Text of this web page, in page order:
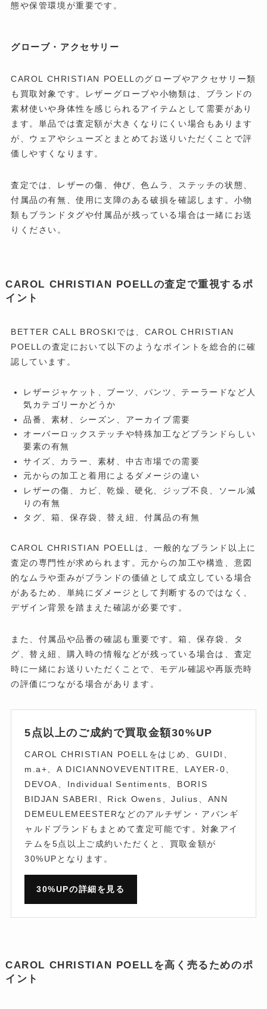
態や保管環境が重要です。
グローブ・アクセサリー
CAROL CHRISTIAN POELLのグローブやアクセサリー類
も買取対象です。レザーグローブや小物類は、ブランドの
素材使いや身体性を感じられるアイテムとして需要があり
ます。単品では査定額が大きくなりにくい場合もあります
が、ウェアやシューズとまとめてお送りいただくことで評
価しやすくなります。
査定では、レザーの傷、伸び、色ムラ、ステッチの状態、
付属品の有無、使用に支障のある破損を確認します。小物
類もブランドタグや付属品が残っている場合は一緒にお送
りください。
CAROL CHRISTIAN POELLの査定で重視するポ
イント
BETTER CALL BROSKIでは、CAROL CHRISTIAN
POELLの査定において以下のようなポイントを総合的に確
認しています。
レザージャケット、ブーツ、パンツ、テーラードなど人
気カテゴリーかどうか
品番、素材、シーズン、アーカイブ需要
オーバーロックステッチや特殊加工などブランドらしい
要素の有無
サイズ、カラー、素材、中古市場での需要
元からの加工と着用によるダメージの違い
レザーの傷、カビ、乾燥、硬化、ジップ不良、ソール減
りの有無
タグ、箱、保存袋、替え紐、付属品の有無
CAROL CHRISTIAN POELLは、一般的なブランド以上に
査定の専門性が求められます。元からの加工や構造、意図
的なムラや歪みがブランドの価値として成立している場合
があるため、単純にダメージとして判断するのではなく、
デザイン背景を踏まえた確認が必要です。
また、付属品や品番の確認も重要です。箱、保存袋、タ
グ、替え紐、購入時の情報などが残っている場合は、査定
時に一緒にお送りいただくことで、モデル確認や再販売時
の評価につながる場合があります。
5点以上のご成約で買取金額30%UP
CAROL CHRISTIAN POELLをはじめ、GUIDI、
m.a+、A DICIANNOVEVENTITRE、LAYER-0、
DEVOA、Individual Sentiments、BORIS
BIDJAN SABERI、Rick Owens、Julius、ANN
DEMEULEMEESTERなどのアルチザン・アバンギ
ャルドブランドもまとめて査定可能です。対象アイ
テムを5点以上ご成約いただくと、買取金額が
30%UPとなります。
30%UPの詳細を見る
CAROL CHRISTIAN POELLを高く売るためのポ
イント